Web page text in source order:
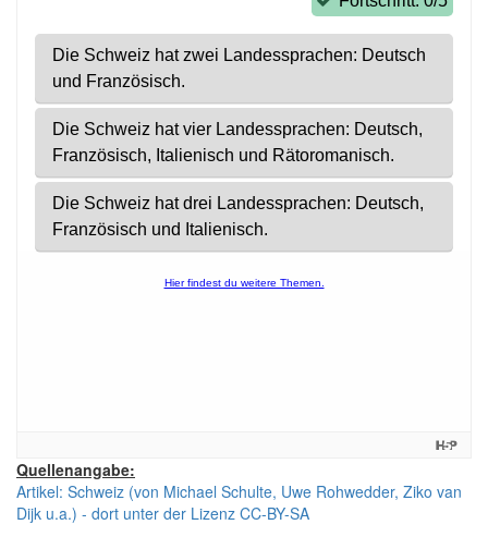
Quellenangabe:
Artikel: Schweiz (von Michael Schulte, Uwe Rohwedder, Ziko van
Dijk u.a.) - dort unter der Lizenz CC-BY-SA